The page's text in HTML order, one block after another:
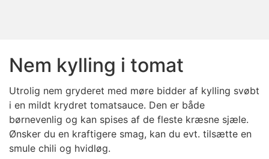
Nem kylling i tomat
Utrolig nem gryderet med møre bidder af kylling svøbt
i en mildt krydret tomatsauce. Den er både
børnevenlig og kan spises af de fleste kræsne sjæle.
Ønsker du en kraftigere smag, kan du evt. tilsætte en
smule chili og hvidløg.